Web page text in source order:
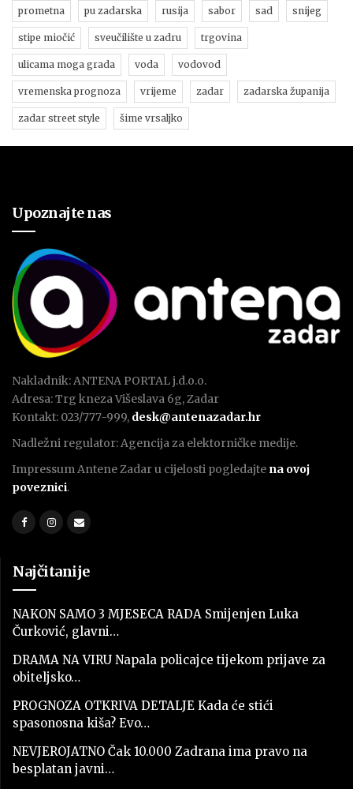
prometna pu zadarska rusija sabor sad snijeg
stipe miočić sveučilište u zadru trgovina
ulicama moga grada voda vodovod
vremenska prognoza vrijeme zadar zadarska županija
zadar street style šime vrsaljko
Upoznajte nas
Nakladnik: ANTENA PORTAL j.d.o.o.
Adresa: Trg kneza Višeslava 6g, Zadar
Kontakt: 023/777-999, desk@antenazadar.hr
Nadležni regulator: Agencija za elektorničke medije.
Impressum Antene Zadar u cijelosti pogledajte na ovoj
poveznici.
Najčitanije
NAKON SAMO 3 MJESECA RADA Smijenjen Luka
Čurković, glavni…
DRAMA NA VIRU Napala policajce tijekom prijave za
obiteljsko…
PROGNOZA OTKRIVA DETALJE Kada će stići
spasonosna kiša? Evo…
NEVJEROJATNO Čak 10.000 Zadrana ima pravo na
besplatan javni…